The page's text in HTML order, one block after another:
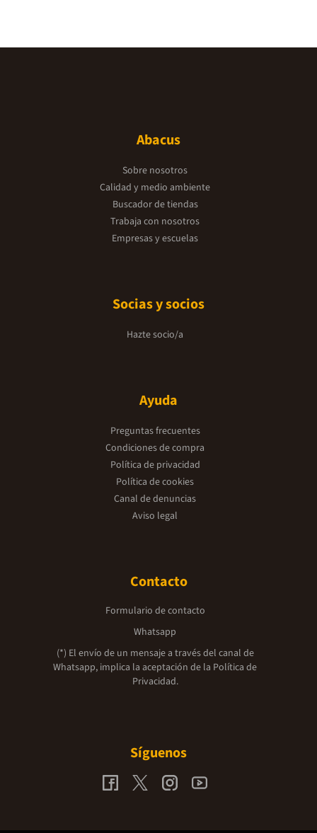
Abacus
Sobre nosotros
Calidad y medio ambiente
Buscador de tiendas
Trabaja con nosotros
Empresas y escuelas
Socias y socios
Hazte socio/a
Ayuda
Preguntas frecuentes
Condiciones de compra
Política de privacidad
Política de cookies
Canal de denuncias
Aviso legal
Contacto
Formulario de contacto
Whatsapp
(*) El envío de un mensaje a través del canal de
Whatsapp, implica la aceptación de la Política de
Privacidad.
Síguenos